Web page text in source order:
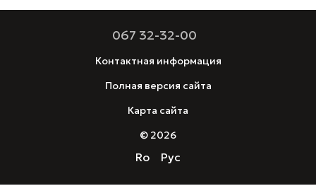
067 32-32-00
Контактная информация
Полная версия сайта
Карта сайта
© 2026
Ro Рус